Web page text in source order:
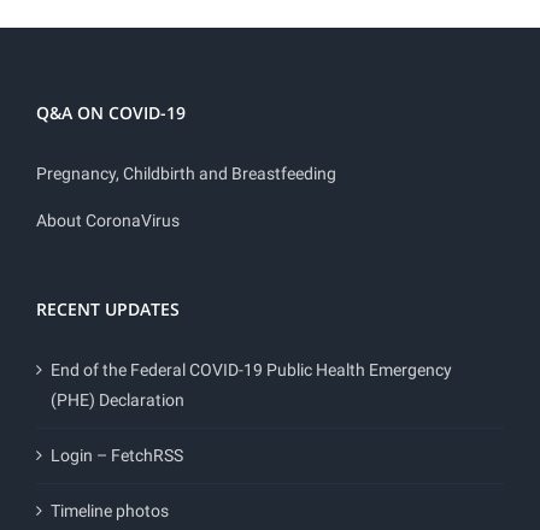
Q&A ON COVID-19
Pregnancy, Childbirth and Breastfeeding
About CoronaVirus
RECENT UPDATES
End of the Federal COVID-19 Public Health Emergency
(PHE) Declaration
Login – FetchRSS
Timeline photos